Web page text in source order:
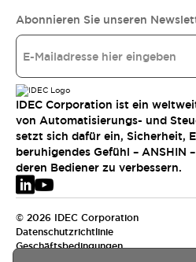
Abonnieren Sie unseren
IDEC Corporation ist ein
von Automatisierungs- und
setzt sich dafür ein, Sicherheit,
beruhigendes Gefühl – ANSHIN
deren Bediener zu verbessern.
© 2026 IDEC Corporation
Datenschutzrichtlinie
Geschäftsbedingungen